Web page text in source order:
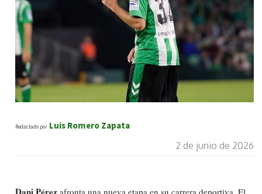
Redactado por Luis Romero Zapata
2 de junio de 2026
Dani Pérez afronta una nueva etapa en su carrera deportiva. El